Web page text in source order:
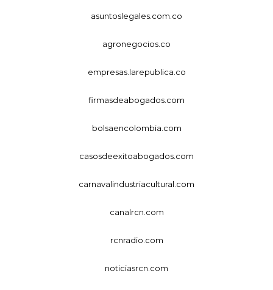
asuntoslegales.com.co
agronegocios.co
empresas.larepublica.co
firmasdeabogados.com
bolsaencolombia.com
casosdeexitoabogados.com
carnavalindustriacultural.com
canalrcn.com
rcnradio.com
noticiasrcn.com